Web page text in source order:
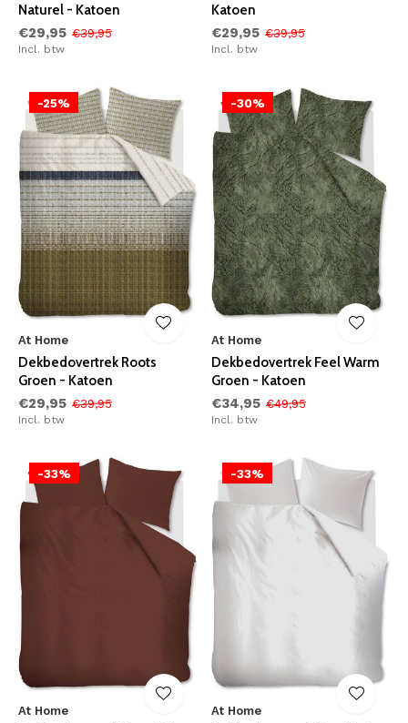
Naturel - Katoen
€29,95 €39,95
Incl. btw
Katoen
€29,95 €39,95
Incl. btw
-25%
At Home
Dekbedovertrek Roots
Groen - Katoen
€29,95 €39,95
Incl. btw
-30%
At Home
Dekbedovertrek Feel Warm
Groen - Katoen
€34,95 €49,95
Incl. btw
-33%
At Home
-33%
At Home